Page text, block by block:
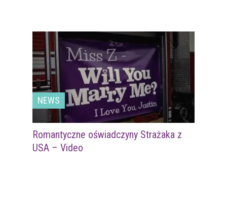
NEWS
Romantyczne oświadczyny Strażaka z
USA – Video